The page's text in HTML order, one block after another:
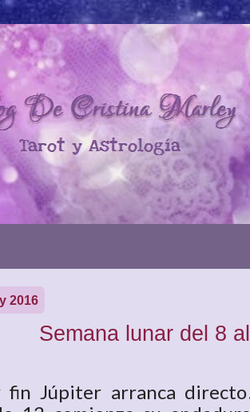
2016
Semana lunar del 8
fin Júpiter arranca